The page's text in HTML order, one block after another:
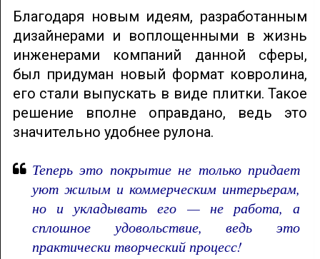
Благодаря новым идеям, разработанным
дизайнерами и воплощенными в жизнь
инженерами компаний данной сферы,
был придуман новый формат ковролина,
его стали выпускать в виде плитки. Такое
решение вполне оправдано, ведь это
значительно удобнее рулона.
Теперь это покрытие не только придает
уют жилым и коммерческим интерьерам,
но и укладывать его — не работа, а
сплошное удовольствие, ведь это
практически творческий процесс!